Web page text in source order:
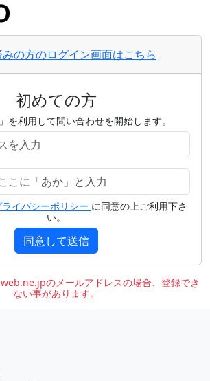
の方のログイン画面はこちら
初めての方
を利用して問い合わせを開始します。
ライバシーポリシー に同意の上ご利用下さ
い。
同意して送信
のメールアドレスの場合、登録でき
ない事があります。